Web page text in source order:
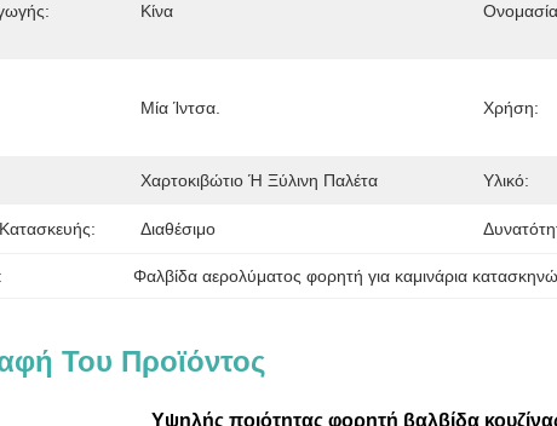
Κίνα
Μία Ίντσα. Χρήση:
Χαρτοκιβώτιο Ή Ξύλινη Παλέτα Υλικό:
Διαθέσιμο
Φαλβίδα αερολύματος φορητή για καμινάρια
Του Προϊόντος
Υψηλής ποιότητας φορητή βαλβίδα